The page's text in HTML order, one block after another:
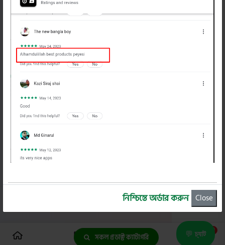
0
নিশ্চিন্তে অর্ডার করুন Close
সকল প্রডাক্ট ক্যাটাগরি
বাইক বাজার
প্রোফাইল
গুরত্বপূর্ন লিংক
বাইক বাজার অ্যাপ
বাইক বাজার
💬 চ্যাট